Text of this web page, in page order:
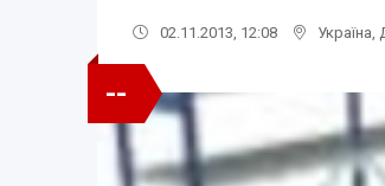
02.11.2013, 12:08 Україна
--